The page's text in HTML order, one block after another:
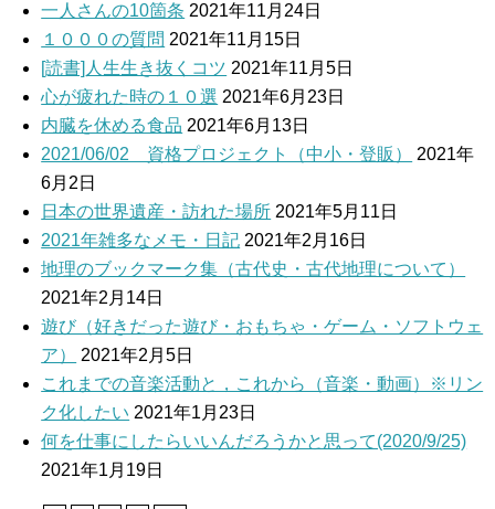
一人さんの10箇条 2021年11月24日
１０００の質問 2021年11月15日
[読書]人生生き抜くコツ 2021年11月5日
心が疲れた時の１０選 2021年6月23日
内臓を休める食品 2021年6月13日
2021/06/02 資格プロジェクト（中小・登販）
2021年
6月2日
日本の世界遺産・訪れた場所 2021年5月11日
2021年雑多なメモ・日記 2021年2月16日
地理のブックマーク集（古代史・古代地理について）
2021年2月14日
遊び（好きだった遊び・おもちゃ・ゲーム・ソフトウェ
ア）
2021年2月5日
これまでの音楽活動と，これから（音楽・動画）※リン
ク化したい 2021年1月23日
何を仕事にしたらいいんだろうかと思って(2020/9/25)
2021年1月19日